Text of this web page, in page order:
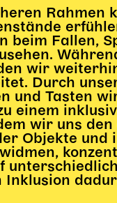
pädagogische
BÜHNE
Bühne?
Rebels
Rahmen
beim Fallen,
wir
Durch
und Tasten
einem
wir uns den
Objekte und
Inklusion